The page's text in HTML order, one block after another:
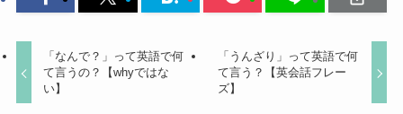
「なんで？」って英語で何
て言うの？【whyではな
い】
「うんざり」って英語で何
て言う？【英会話フレー
ズ】